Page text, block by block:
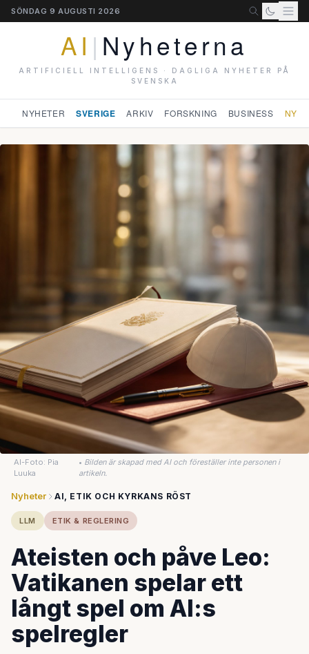
SÖNDAG 9 AUGUSTI 2026
AI | Nyheterna
ARTIFICIELL INTELLIGENS · DAGLIGA NYHETER PÅ
SVENSKA
NYHETER SVERIGE ARKIV FORSKNING BUSINESS
AI-Foto: Pia
Luuka
• Bilden är skapad med AI och föreställer inte personen i
artikeln.
Nyheter AI, ETIK OCH KYRKANS RÖST
LLM ETIK & REGLERING
Ateisten och påve Leo:
Vatikanen spelar ett
långt spel om AI:s
spelregler